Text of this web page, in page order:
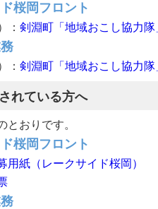
桜岡フロント
： 剣淵町「地域おこし協力
： 剣淵町「地域おこし協力
れている方へ
とおりです。
桜岡フロント
用紙（レークサイド桜岡）